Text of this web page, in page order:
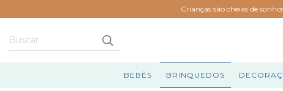
Crianças são cheias de
BEBÊS BRINQUEDOS